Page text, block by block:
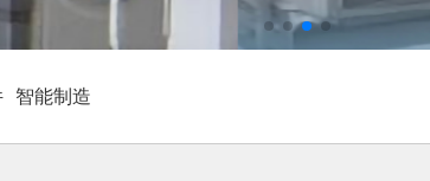
智能制造